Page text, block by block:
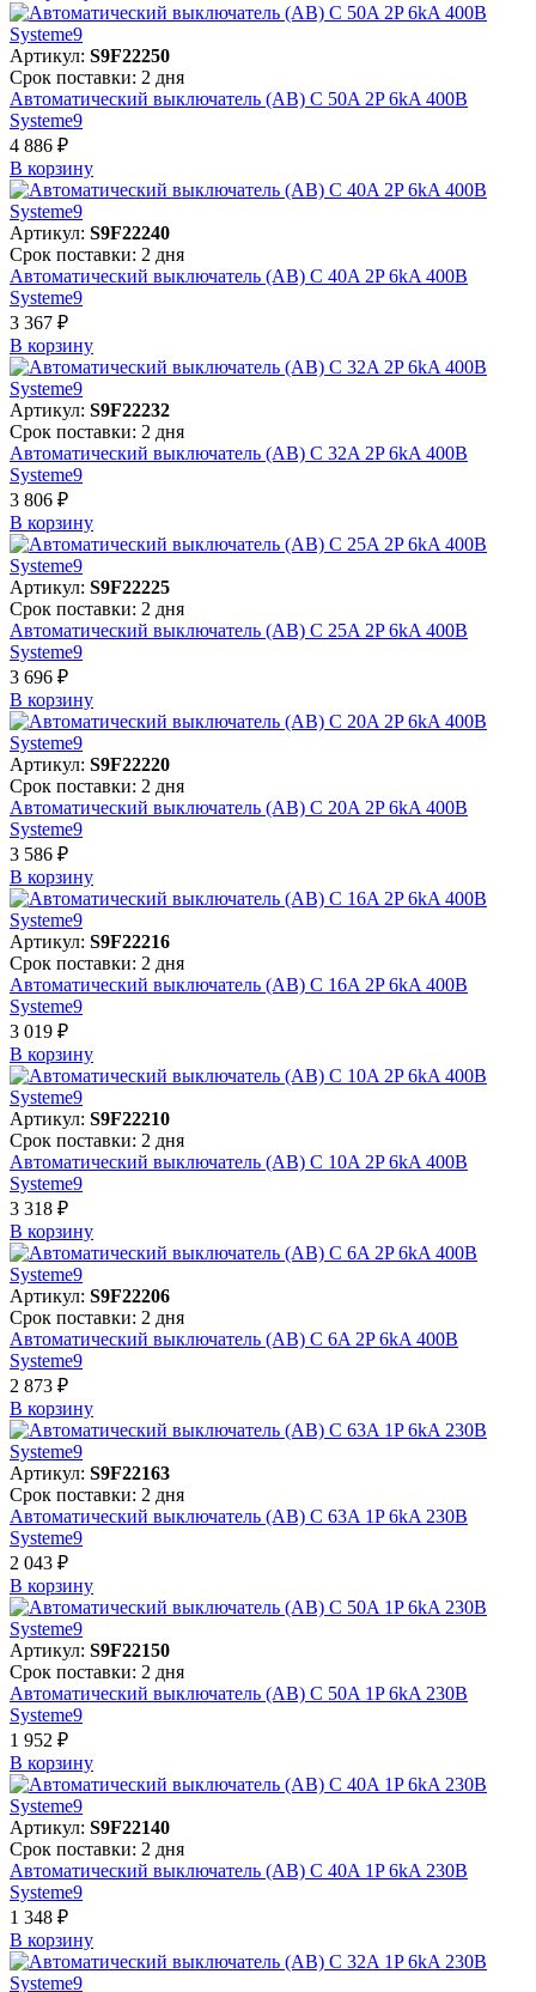
Артикул: S9F22250
Срок поставки: 2 дня
Автоматический выключатель (АВ) C 50A 2P 6kA 400В
Systeme9
4 886 ₽
В корзинy
Артикул: S9F22240
Срок поставки: 2 дня
Автоматический выключатель (АВ) C 40A 2P 6kA 400В
Systeme9
3 367 ₽
В корзинy
Артикул: S9F22232
Срок поставки: 2 дня
Автоматический выключатель (АВ) C 32A 2P 6kA 400В
Systeme9
3 806 ₽
В корзинy
Артикул: S9F22225
Срок поставки: 2 дня
Автоматический выключатель (АВ) C 25A 2P 6kA 400В
Systeme9
3 696 ₽
В корзинy
Артикул: S9F22220
Срок поставки: 2 дня
Автоматический выключатель (АВ) C 20A 2P 6kA 400В
Systeme9
3 586 ₽
В корзинy
Артикул: S9F22216
Срок поставки: 2 дня
Автоматический выключатель (АВ) C 16A 2P 6kA 400В
Systeme9
3 019 ₽
В корзинy
Артикул: S9F22210
Срок поставки: 2 дня
Автоматический выключатель (АВ) C 10A 2P 6kA 400В
Systeme9
3 318 ₽
В корзинy
Артикул: S9F22206
Срок поставки: 2 дня
Автоматический выключатель (АВ) C 6A 2P 6kA 400В
Systeme9
2 873 ₽
В корзинy
Артикул: S9F22163
Срок поставки: 2 дня
Автоматический выключатель (АВ) C 63A 1P 6kA 230В
Systeme9
2 043 ₽
В корзинy
Артикул: S9F22150
Срок поставки: 2 дня
Автоматический выключатель (АВ) C 50A 1P 6kA 230В
Systeme9
1 952 ₽
В корзинy
Артикул: S9F22140
Срок поставки: 2 дня
Автоматический выключатель (АВ) C 40A 1P 6kA 230В
Systeme9
1 348 ₽
В корзинy